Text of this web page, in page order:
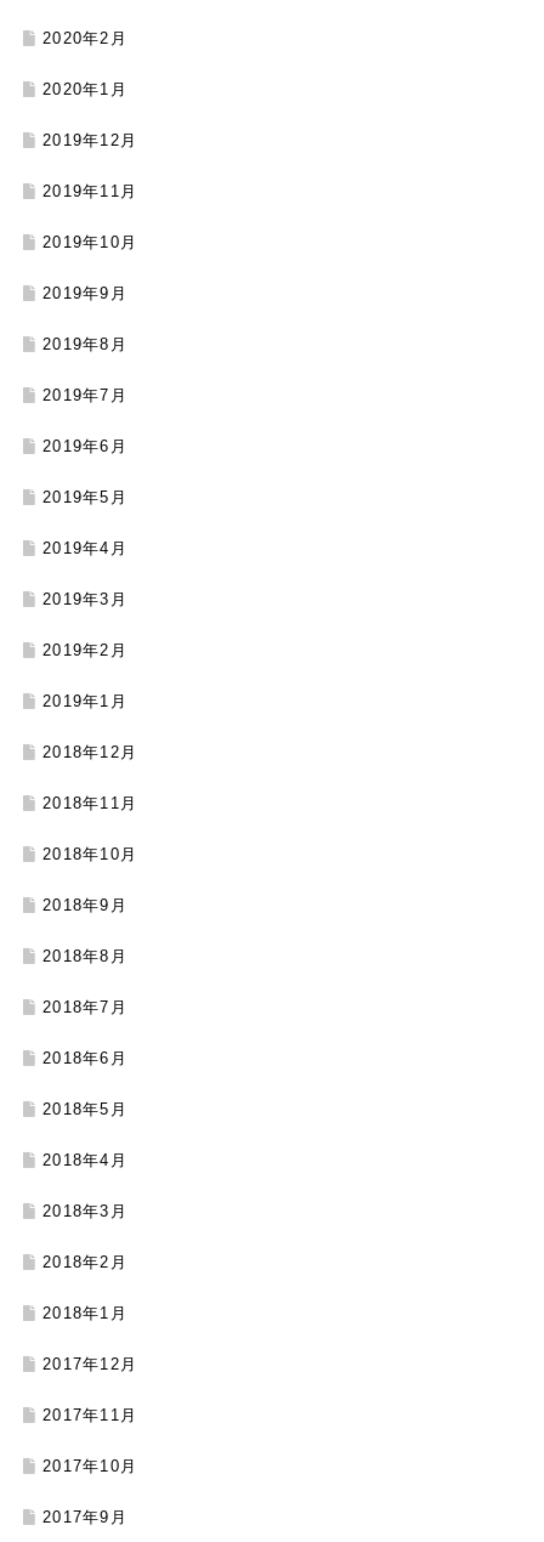
2020年2月
2020年1月
2019年12月
2019年11月
2019年10月
2019年9月
2019年8月
2019年7月
2019年6月
2019年5月
2019年4月
2019年3月
2019年2月
2019年1月
2018年12月
2018年11月
2018年10月
2018年9月
2018年8月
2018年7月
2018年6月
2018年5月
2018年4月
2018年3月
2018年2月
2018年1月
2017年12月
2017年11月
2017年10月
2017年9月